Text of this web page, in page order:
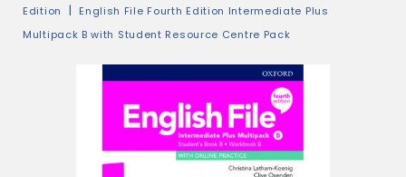
Edition
English File Fourth Edition Intermediate Plus
Multipack B with Student Resource Centre Pack